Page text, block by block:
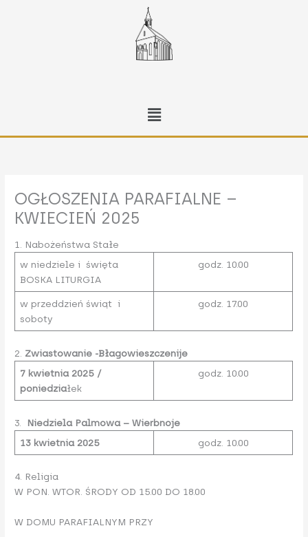
Menu
OGŁOSZENIA PARAFIALNE –
KWIECIEŃ 2025
1. Nabożeństwa Stałe
w niedziele i święta
BOSKA LITURGIA
godz. 10.00
w przeddzień świąt i
soboty
godz. 17.00
2. Zwiastowanie -Błagowieszczenije
7 kwietnia 2025 /
poniedziałek
godz. 10.00
3.
Niedziela Palmowa – Wierbnoje
13 kwietnia 2025
godz. 10.00
4. Religia
W PON. WTOR. ŚRODY OD 15.00 DO 18.00
W DOMU PARAFIALNYM PRZY